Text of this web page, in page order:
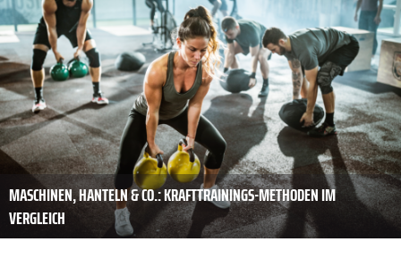
MASCHINEN, HANTELN & CO.: KRAFTTRAININGS-METHODEN IM
VERGLEICH